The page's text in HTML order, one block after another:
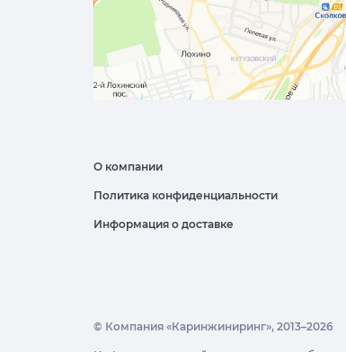
О компании
Политика конфиденциальности
Информация о доставке
© Компания «Каринжиниринг», 2013–2026